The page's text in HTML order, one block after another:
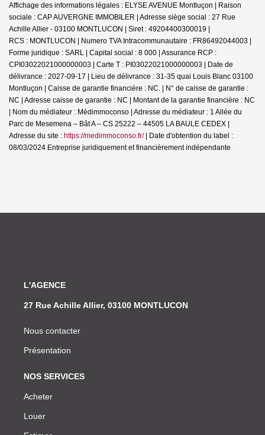
Affichage des informations légales : ELYSE AVENUE Montluçon | Raison
sociale : CAP AUVERGNE IMMOBILER | Adresse siège social : 27 Rue
Achille Allier - 03100 MONTLUCON | Siret : 49204400300019 |
RCS : MONTLUCON | Numero TVA Intracommunautaire : FR86492044003 |
Forme juridique : SARL | Capital social : 8 000 | Assurance RCP :
CPI03022021000000003 | Carte T : PI03022021000000003 | Date de
délivrance : 2027-09-17 | Lieu de délivrance : 31-35 quai Louis Blanc 03100
Montluçon | Caisse de garantie financière : NC. | N° de caisse de garantie :
NC | Adresse caisse de garantie : NC | Montant de la garantie financière : NC
| Nom du médiateur : Médimmoconso | Adresse du médiateur : 1 Allée du
Parc de Mesemena – Bât A – CS 25222 – 44505 LA BAULE CEDEX |
Adresse du site : https://medimmoconso.fr/| Date d'obtention du label :
08/03/2024 Entreprise juridiquement et financièrement indépendante
L'AGENCE
27 Rue Achille Allier, 03100 MONTLUCON
Nous contacter
Présentation
NOS SERVICES
Acheter
Louer